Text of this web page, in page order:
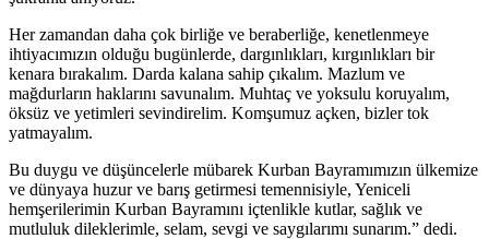
Her zamandan daha çok birliğe ve beraberliğe, kenetlenmeye
ihtiyacımızın olduğu bugünlerde, dargınlıkları, kırgınlıkları bir
kenara bırakalım. Darda kalana sahip çıkalım. Mazlum ve
mağdurların haklarını savunalım. Muhtaç ve yoksulu koruyalım,
öksüz ve yetimleri sevindirelim. Komşumuz açken, bizler tok
yatmayalım.
Bu duygu ve düşüncelerle mübarek Kurban Bayramımızın ülkemize
ve dünyaya huzur ve barış getirmesi temennisiyle, Yeniceli
hemşerilerimin Kurban Bayramını içtenlikle kutlar, sağlık ve
mutluluk dileklerimle, selam, sevgi ve saygılarımı sunarım.” dedi.